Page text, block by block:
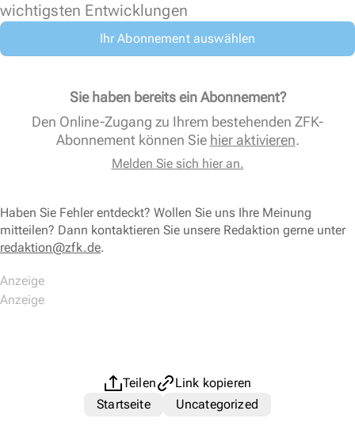
wichtigsten Entwicklungen
Ihr Abonnement auswählen
Sie haben bereits ein Abonnement?
Den Online-Zugang zu Ihrem bestehenden ZFK-
Abonnement können Sie hier aktivieren.
Melden Sie sich hier an.
Haben Sie Fehler entdeckt? Wollen Sie uns Ihre Meinung
mitteilen? Dann kontaktieren Sie unsere Redaktion gerne unter
redaktion@zfk.de.
Teilen
Link kopieren
Startseite
Uncategorized